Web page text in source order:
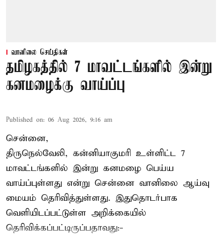
வானிலை செய்திகள்
தமிழகத்தில் 7 மாவட்டங்களில் இன்று
கனமழைக்கு வாய்ப்பு
Published on: 06 Aug 2026, 9:16 am
சென்னை,
திருநெல்வேலி, கன்னியாகுமரி உள்ளிட்ட 7
மாவட்டங்களில் இன்று கனமழை பெய்ய
வாய்ப்புள்ளது என்று சென்னை வானிலை ஆய்வு
மையம் தெரிவித்துள்ளது. இதுதொடர்பாக
வெளியிடப்பட்டுள்ள அறிக்கையில்
தெரிவிக்கப்பட்டிருப்பதாவது:-